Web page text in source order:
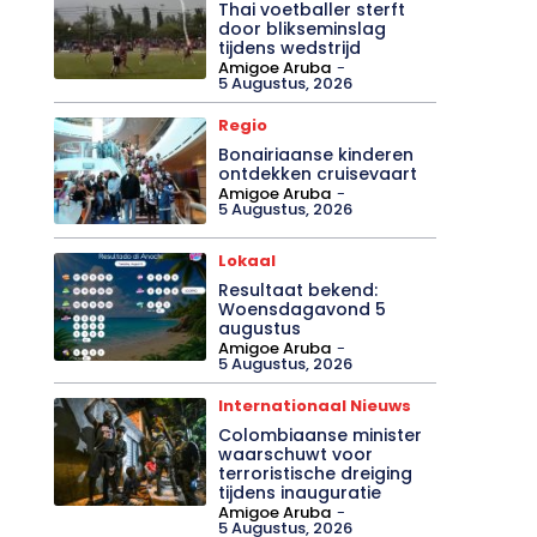
Thai voetballer sterft
door blikseminslag
tijdens wedstrijd
Amigoe Aruba -
5 Augustus, 2026
Regio
Bonairiaanse kinderen
ontdekken cruisevaart
Amigoe Aruba -
5 Augustus, 2026
Lokaal
Resultaat bekend:
Woensdagavond 5
augustus
Amigoe Aruba -
5 Augustus, 2026
Internationaal Nieuws
Colombiaanse minister
waarschuwt voor
terroristische dreiging
tijdens inauguratie
Amigoe Aruba -
5 Augustus, 2026